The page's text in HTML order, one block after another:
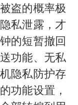
盗的概率极
私泄露，才
的短暂撤回
功能、无私
隐私防护存
功能设置，